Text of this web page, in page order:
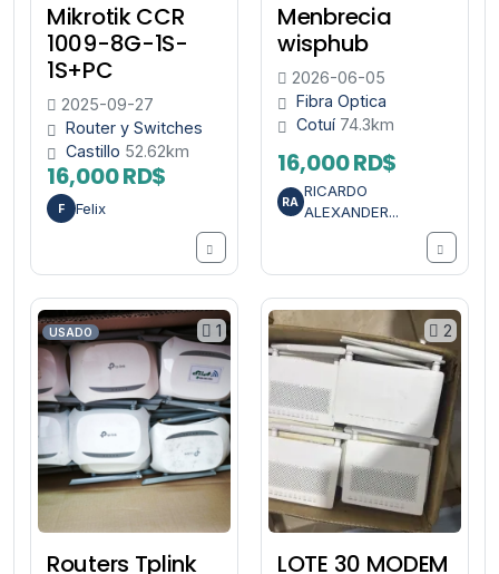
Mikrotik CCR
1009-8G-1S-
1S+PC
2025-09-27
Router y Switches
Castillo 52.62km
16,000 RD$
F Felix
Menbrecia
wisphub
2026-06-05
Fibra Optica
Cotuí 74.3km
16,000 RD$
RA
RICARDO
ALEXANDER...
1
USADO
Routers Tplink
2
LOTE 30 MODEM